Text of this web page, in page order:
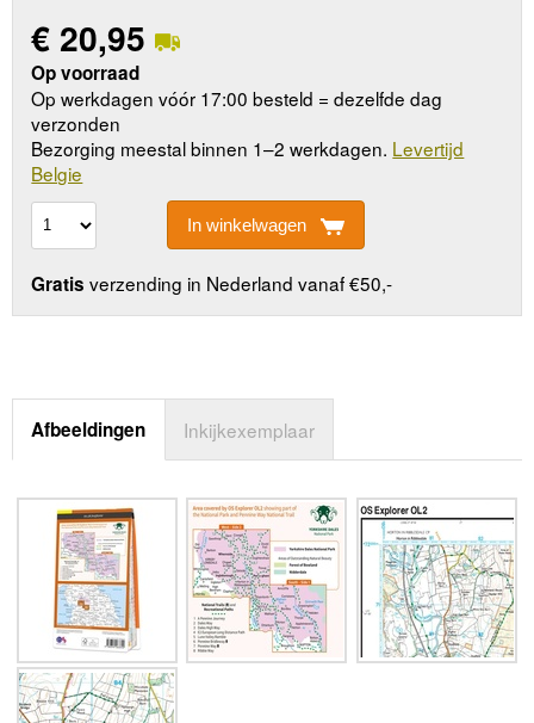
€ 20,95
Op voorraad
Op werkdagen vóór 17:00 besteld = dezelfde dag
verzonden
Bezorging meestal binnen 1–2 werkdagen. Levertijd
Belgie
In winkelwagen
Gratis verzending in Nederland vanaf €50,-
Afbeeldingen Inkijkexemplaar